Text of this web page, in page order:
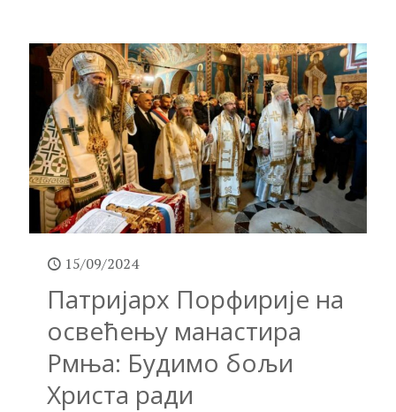
15/09/2024
Патријарх Порфирије на
освећењу манастира
Рмња: Будимо бољи
Христа ради